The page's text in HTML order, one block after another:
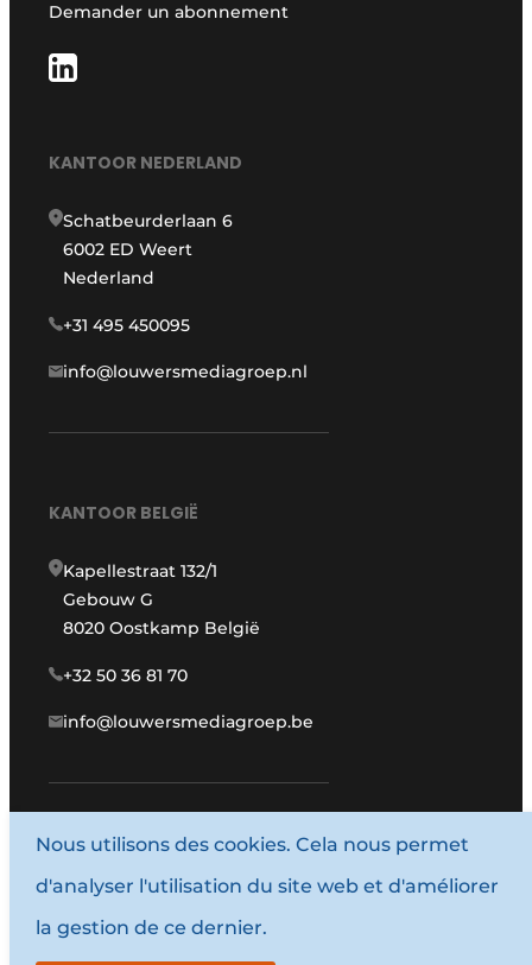
Demander un abonnement
KANTOOR NEDERLAND
Schatbeurderlaan 6
6002 ED Weert
Nederland
+31 495 450095
info@louwersmediagroep.nl
KANTOOR BELGIË
Kapellestraat 132/1
Gebouw G
8020 Oostkamp België
+32 50 36 81 70
info@louwersmediagroep.be
www.louwersmediagroep.com
© 1987 - 2026 Louwersmediagroep.
Termes et conditions
Nous utilisons des cookies. Cela nous permet
d'analyser l'utilisation du site web et d'améliorer
la gestion de ce dernier.